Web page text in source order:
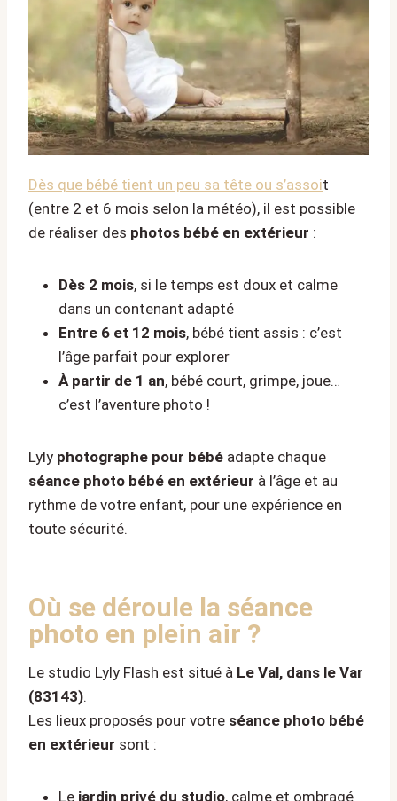
Dès que bébé tient un peu sa tête ou s’assoit
(entre 2 et 6 mois selon la météo), il est possible
de réaliser des photos bébé en extérieur :
Dès 2 mois, si le temps est doux et calme
dans un contenant adapté
Entre 6 et 12 mois, bébé tient assis : c’est
l’âge parfait pour explorer
À partir de 1 an, bébé court, grimpe, joue…
c’est l’aventure photo !
Lyly photographe pour bébé adapte chaque
séance photo bébé en extérieur à l’âge et au
rythme de votre enfant, pour une expérience en
toute sécurité.
Où se déroule la séance
photo en plein air ?
Le studio Lyly Flash est situé à Le Val, dans le Var
(83143).
Les lieux proposés pour votre séance photo bébé
en extérieur sont :
Le jardin privé du studio, calme et ombragé